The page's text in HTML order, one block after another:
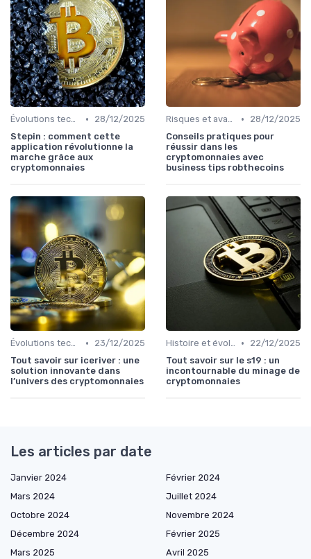
Évolutions technologiques (DeFi, NFTs, etc.) •
28/12/2025
Stepin : comment cette
application révolutionne la
marche grâce aux
cryptomonnaies
Risques et avantages •
28/12/2025
Conseils pratiques pour
réussir dans les
cryptomonnaies avec
business tips robthecoins
Évolutions technologiques (DeFi, NFTs, etc.) •
23/12/2025
Tout savoir sur iceriver : une
solution innovante dans
l’univers des cryptomonnaies
Histoire et évolution du marché des cryptos •
22/12/2025
Tout savoir sur le s19 : un
incontournable du minage de
cryptomonnaies
Les articles par date
Janvier 2024
Février 2024
Mars 2024
Juillet 2024
Octobre 2024
Novembre 2024
Décembre 2024
Février 2025
Mars 2025
Avril 2025